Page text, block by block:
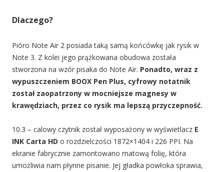
Dlaczego?
Pióro Note Air 2 posiada taką samą końcówkę jak rysik w
Note 3. Z kolei jego prążkowana obudowa została
stworzona na wzór pisaka do Note Air. Ponadto, wraz z
wypuszczeniem BOOX Pen Plus, cyfrowy notatnik
został zaopatrzony w mocniejsze magnesy w
krawędziach, przez co rysik ma lepszą przyczepność.
10.3 – calowy czytnik został wyposażony w wyświetlacz E
INK Carta HD o rozdzielczości 1872×1404 i 226 PPI. Na
ekranie fabrycznie zamontowano matową folię, która
umożliwia nam płynne pisanie. Jej gładka powłoka sprawia,